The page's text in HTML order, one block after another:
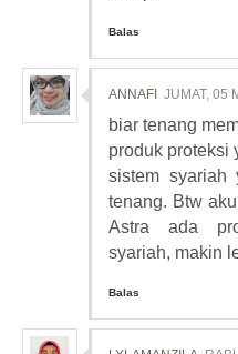
Balas
ANNAFI JUMAT, 05
biar tenang
produk proteksi
sistem
tenang. Btw
Astra ada
syariah, makin
Balas